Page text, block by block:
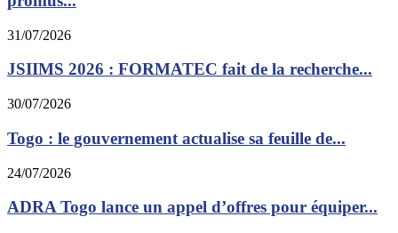
31/07/2026
JSIIMS 2026 : FORMATEC fait de la recherche...
30/07/2026
Togo : le gouvernement actualise sa feuille de...
24/07/2026
ADRA Togo lance un appel d’offres pour équiper...